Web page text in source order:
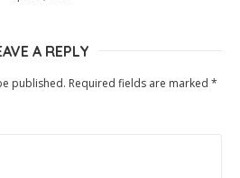
A REPLY
published. Required fields are marked *